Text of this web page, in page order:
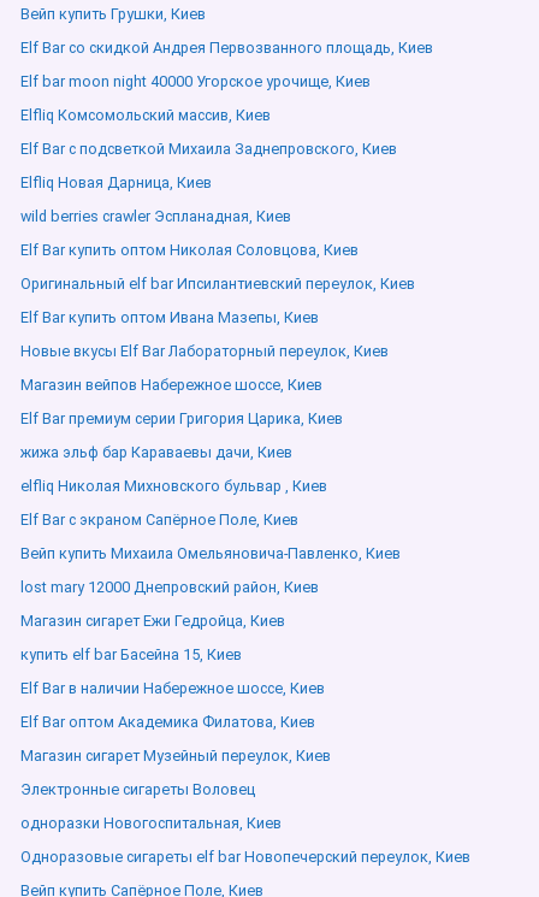
Вейп купить Грушки, Киев
Elf Bar со скидкой Андрея Первозванного площадь, Киев
Elf bar moon night 40000 Угорское урочище, Киев
Elfliq Комсомольский массив, Киев
Elf Bar с подсветкой Михаила Заднепровского, Киев
Elfliq Новая Дарница, Киев
wild berries crawler Эспланадная, Киев
Elf Bar купить оптом Николая Соловцова, Киев
Оригинальный elf bar Ипсилантиевский переулок, Киев
Elf Bar купить оптом Ивана Мазепы, Киев
Новые вкусы Elf Bar Лабораторный переулок, Киев
Магазин вейпов Набережное шоссе, Киев
Elf Bar премиум серии Григория Царика, Киев
жижа эльф бар Караваевы дачи, Киев
elfliq Николая Михновского бульвар , Киев
Elf Bar с экраном Сапёрное Поле, Киев
Вейп купить Михаила Омельяновича-Павленко, Киев
lost mary 12000 Днепровский район, Киев
Магазин сигарет Ежи Гедройца, Киев
купить elf bar Басейна 15, Киев
Elf Bar в наличии Набережное шоссе, Киев
Elf Bar оптом Академика Филатова, Киев
Магазин сигарет Музейный переулок, Киев
Электронные сигареты Воловец
одноразки Новогоспитальная, Киев
Одноразовые сигареты elf bar Новопечерский переулок, Киев
Вейп купить Сапёрное Поле, Киев